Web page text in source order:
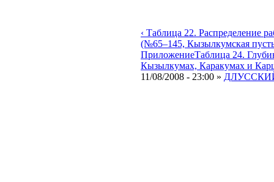
‹ Таблица 22. Распределение
(№65–145, Кызылкумская
ПриложениеТаблица 24.
Кызылкумах, Каракумах и
11/08/2008 - 23:00 »